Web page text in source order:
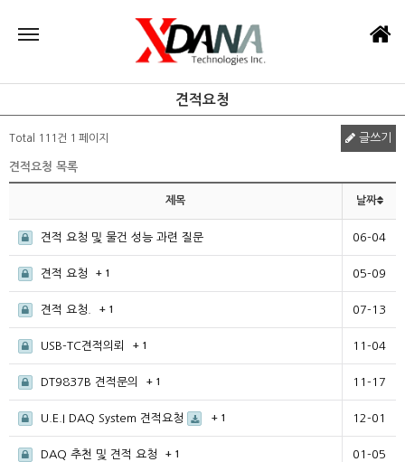
견적요청
Total 111건 1 페이지 글쓰기
견적요청 목록
제목 날짜
견적 요청 및 물건 성능 과련 질문 06-04
견적 요청 + 1 05-09
견적 요청. + 1 07-13
USB-TC견적의뢰 + 1 11-04
DT9837B 견적문의 + 1 11-17
U.E.I DAQ System 견적요청 + 1 12-01
DAQ 추천 및 견적 요청 + 1 01-05